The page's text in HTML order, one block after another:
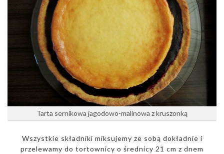
Tarta sernikowa jagodowo-malinowa z kruszonką
Wszystkie składniki miksujemy ze sobą dokładnie i
przelewamy do tortownicy o średnicy 21 cm z dnem